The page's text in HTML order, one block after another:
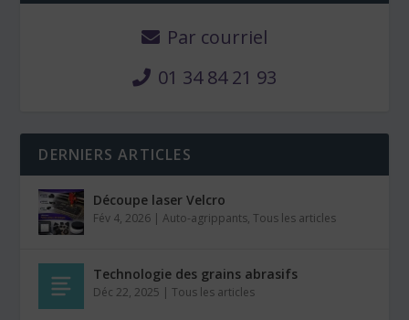
Par courriel
01 34 84 21 93
DERNIERS ARTICLES
Découpe laser Velcro
Fév 4, 2026 |Auto-agrippants,Tous les articles
Technologie des grains abrasifs
Déc 22, 2025 |Tous les articles